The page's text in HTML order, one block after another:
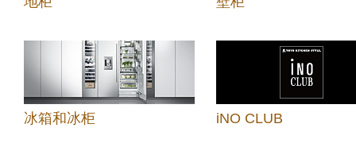
冰箱和冰柜 iNO CLUB